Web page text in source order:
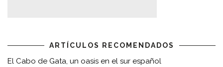
ARTÍCULOS RECOMENDADOS
El Cabo de Gata, un oasis en el sur español